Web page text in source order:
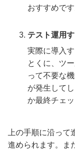
おすすめです
テスト運用
実際に導入
とくに、ツ
って不要な
が発生して
か最終チェッ
上の手順に沿っ
進められます。ま